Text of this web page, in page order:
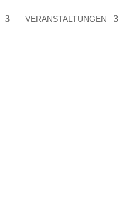
VERANSTALTUNGEN